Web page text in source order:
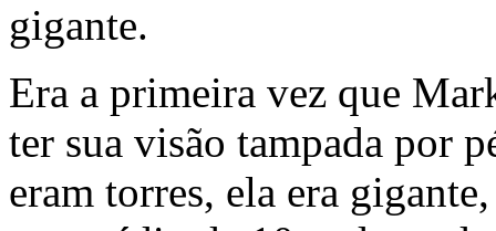
gigante.
Era a primeira vez que
ter sua visão tampada por
eram torres, ela era